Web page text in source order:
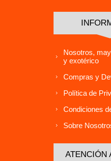
Nosotros,
y exotérico
Compras y
Política de
Condiciones
Sobre
ATENCIÓN